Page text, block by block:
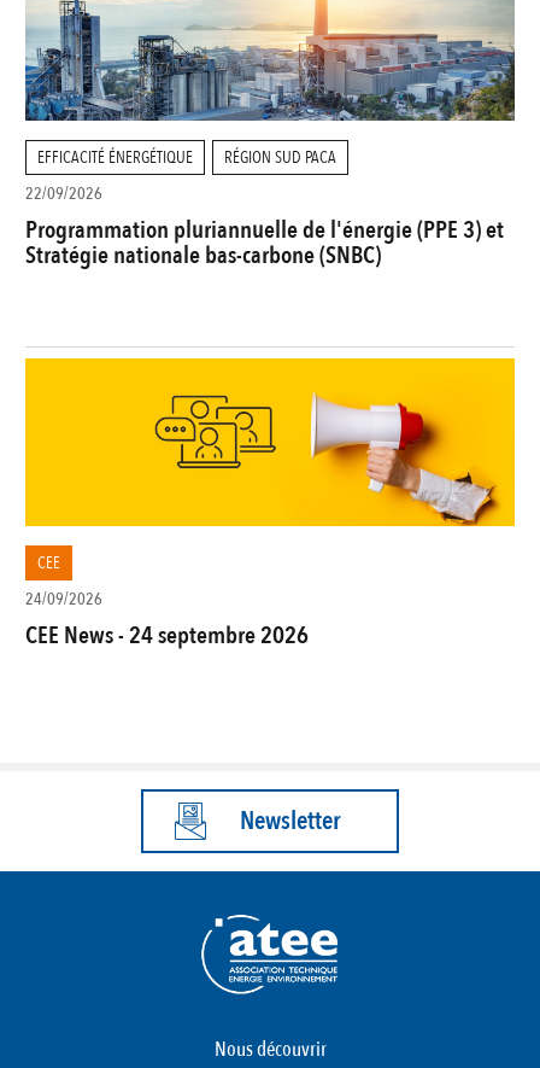
EFFICACITÉ ÉNERGÉTIQUE
RÉGION SUD PACA
22/09/2026
Programmation pluriannuelle de l'énergie (PPE 3) et
Stratégie nationale bas-carbone (SNBC)
CEE
24/09/2026
CEE News - 24 septembre 2026
Newsletter
Nous découvrir